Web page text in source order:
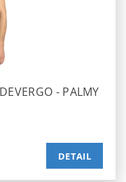
- PALMY
DETAIL